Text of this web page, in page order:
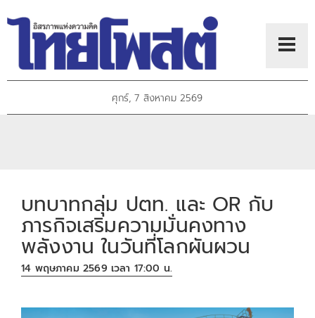
ศุกร์, 7 สิงหาคม 2569
บทบาทกลุ่ม ปตท. และ OR กับ
ภารกิจเสริมความมั่นคงทาง
พลังงาน ในวันที่โลกผันผวน
14 พฤษภาคม 2569 เวลา 17:00 น.